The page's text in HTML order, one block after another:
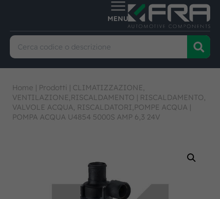
Home | Prodotti | CLIMATIZZAZIONE,
VENTILAZIONE,RISCALDAMENTO | RISCALDAMENTO,
VALVOLE ACQUA, RISCALDATORI,POMPE ACQUA |
POMPA ACQUA U4854 5000S AMP 6,3 24V